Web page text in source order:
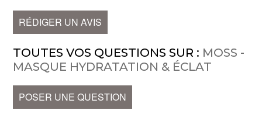
RÉDIGER UN AVIS
TOUTES VOS QUESTIONS SUR : MOSS -
MASQUE HYDRATATION & ÉCLAT
POSER UNE QUESTION